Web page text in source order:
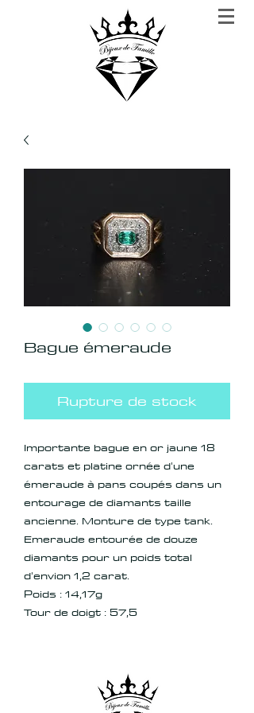
Bague émeraude
Rupture de stock
Importante bague en or jaune 18
carats et platine ornée d'une
émeraude à pans coupés dans un
entourage de diamants taille
ancienne. Monture de type tank.
Emeraude entourée de douze
diamants pour un poids total
d'envion 1,2 carat.
Poids : 14,17g
Tour de doigt : 57,5